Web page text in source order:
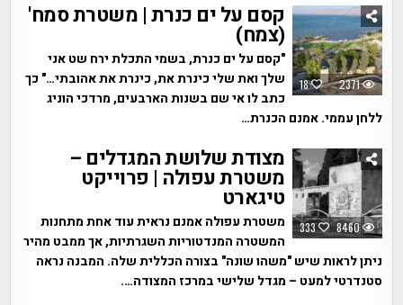
18 2371
קסם על ים כנרת | משטרת סמח'
(צמח)
"קסם על ים כנרת, בשמי התכלת ירח שט אני
שלך ואת שלי כינרת את, כינרת את אהובתי…" כך
כתב לו אי שם בשנות הארבעים, מרדכי הוניג
ללחן עממי. אמנם הכנרת…
333 8460
מצודת שלושת המגדלים –
משטרת עפולה | פרוייקט
טיגארט
משטרת עפולה אמנם נראית עוד אחת מתחנות
המשטרה המנדטוריות השגרתיות, אך ממבט מהיר
ניתן לראות שיש "משהו שונה" בצורה הכללית שלה. המבנה נראה
סטנדרטי למעט – מגדל שלישי במרכז המצודה….